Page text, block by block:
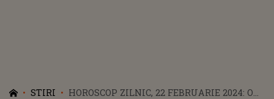
STIRI
HOROSCOP ZILNIC, 22 FEBRUARIE 2024: O